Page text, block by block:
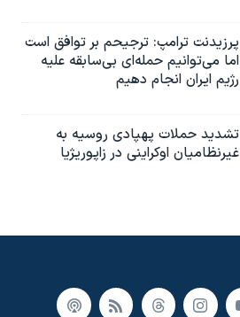
پرزیدنت ترامپ: ترجیحم بر توافق است
اما می‌توانیم حمله‌ای بی‌سابقه علیه
رژیم ایران انجام دهیم
تشدید حملات پهپادی روسیه به
غیرنظامیان اوکراینی در زاپوریژیا